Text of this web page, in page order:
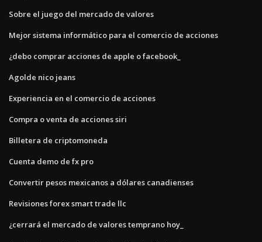
Sobre el juego del mercado de valores
Mejor sistema informático para el comercio de acciones
¿debo comprar acciones de apple o facebook_
Agolde nico jeans
Experiencia en el comercio de acciones
Compra o venta de acciones siri
Billetera de criptomoneda
Cuenta demo de fx pro
Convertir pesos mexicanos a dólares canadienses
Revisiones forex smart trade llc
¿cerrará el mercado de valores temprano hoy_